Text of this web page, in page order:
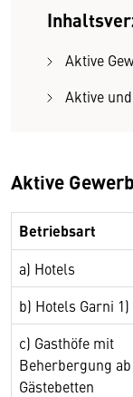
Aktive
Aktive
Aktive
Betriebsart
a) Hotels
b) Hotels Garni 1)
c) Gasthöfe mit
Beherbergung
Gästebetten